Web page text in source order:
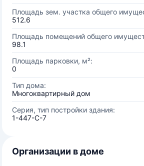
Площадь зем. участка общего
512.6
Площадь помещений общего
98.1
Площадь парковки, м²:
0
Тип дома:
Многоквартирный дом
Серия, тип постройки здания:
1-447-С-7
Организации в доме